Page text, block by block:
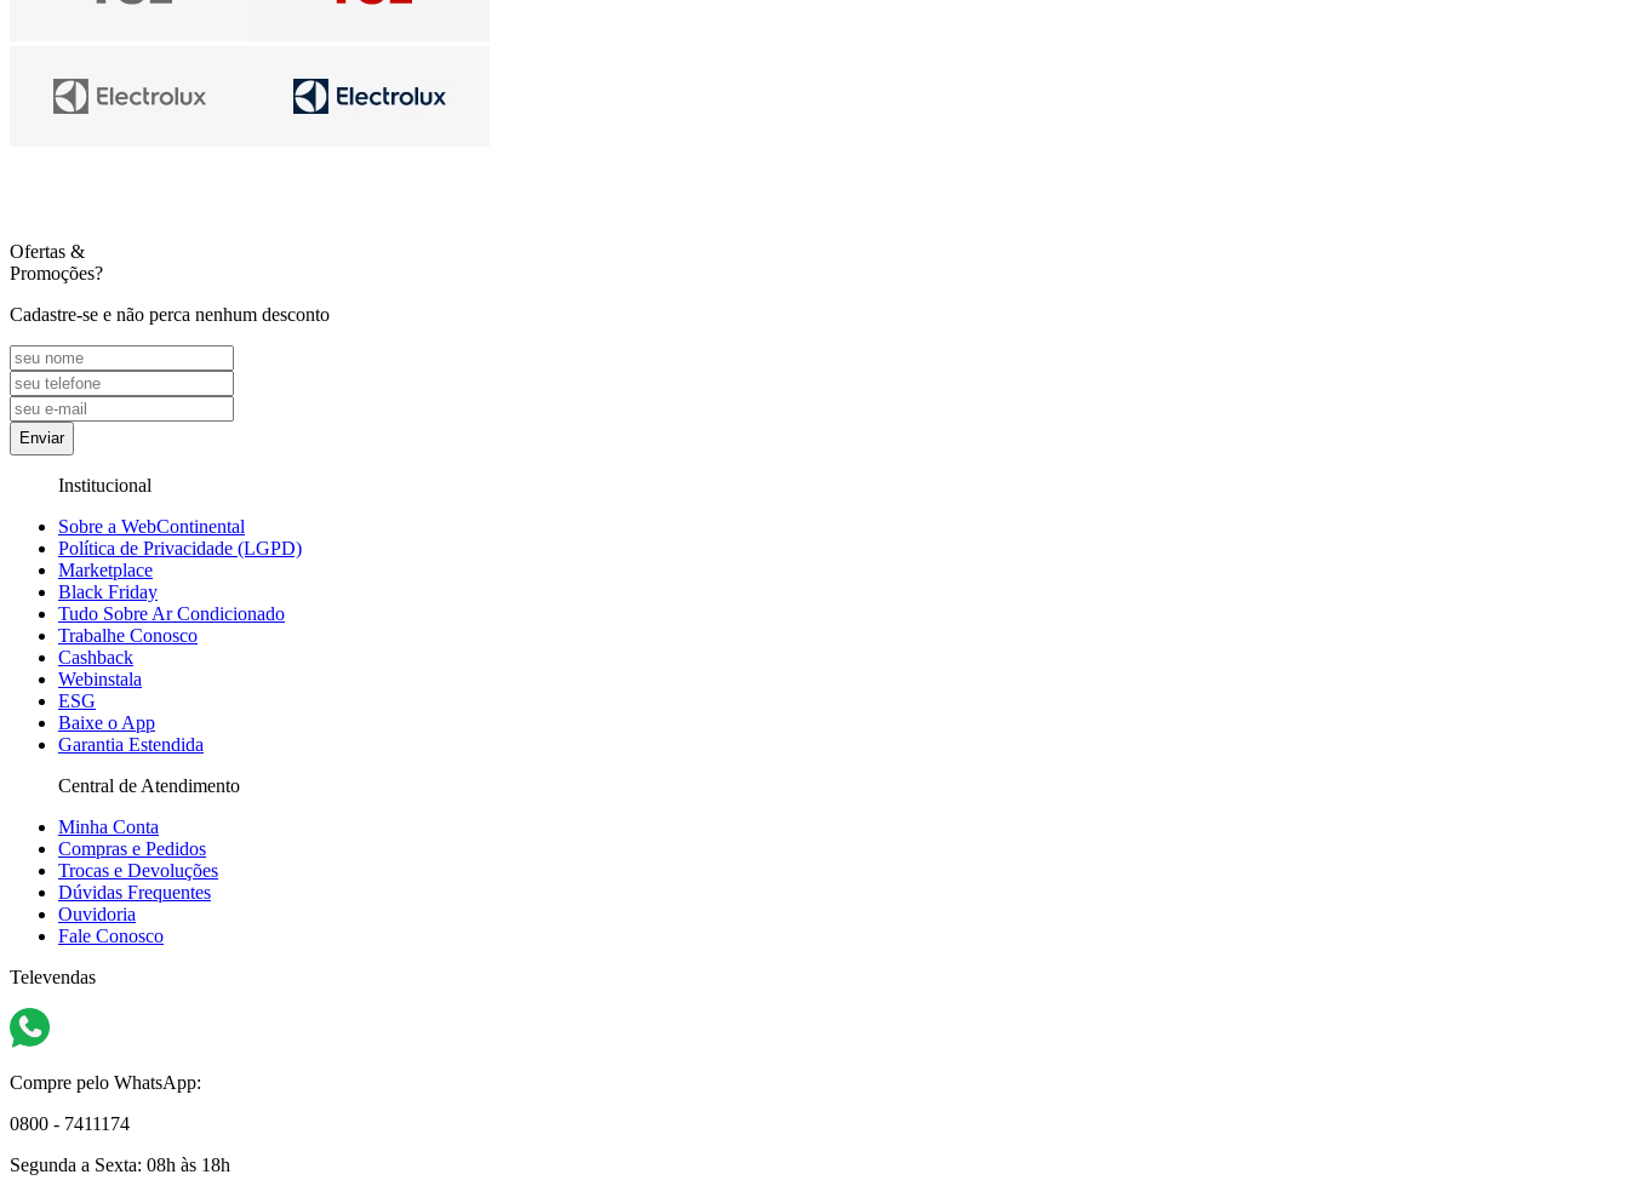
Ofertas &
Promoções?
Cadastre-se e não perca nenhum desconto
Enviar
Institucional
Sobre a WebContinental
Política de Privacidade (LGPD)
Marketplace
Black Friday
Tudo Sobre Ar Condicionado
Trabalhe Conosco
Cashback
Webinstala
ESG
Baixe o App
Garantia Estendida
Central de Atendimento
Minha Conta
Compras e Pedidos
Trocas e Devoluções
Dúvidas Frequentes
Ouvidoria
Fale Conosco
Televendas
Compre pelo WhatsApp:
0800 - 7411174
Segunda a Sexta: 08h às 18h